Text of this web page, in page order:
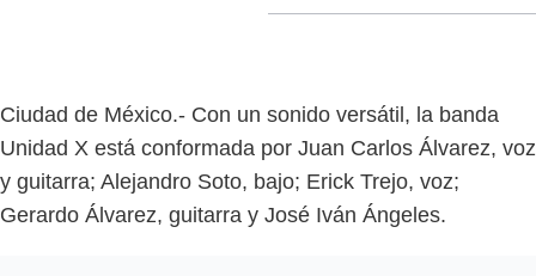
Ciudad de México.- Con un sonido versátil, la banda
Unidad X está conformada por Juan Carlos Álvarez, voz
y guitarra; Alejandro Soto, bajo; Erick Trejo, voz;
Gerardo Álvarez, guitarra y José Iván Ángeles.